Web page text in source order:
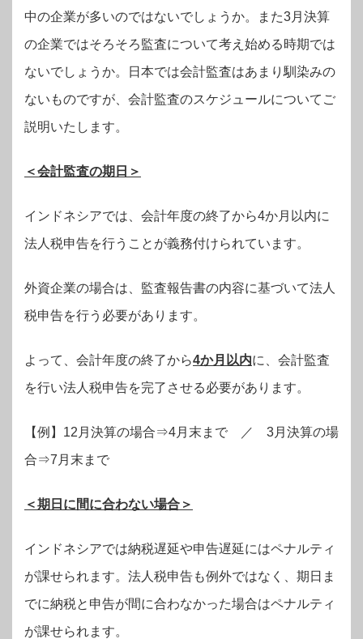
中の企業が多いのではないでしょうか。また3月決算
の企業ではそろそろ監査について考え始める時期では
ないでしょうか。日本では会計監査はあまり馴染みの
ないものですが、会計監査のスケジュールについてご
説明いたします。
＜会計監査の期日＞
インドネシアでは、会計年度の終了から4か月以内に
法人税申告を行うことが義務付けられています。
外資企業の場合は、監査報告書の内容に基づいて法人
税申告を行う必要があります。
よって、会計年度の終了から4か月以内に、会計監査
を行い法人税申告を完了させる必要があります。
【例】12月決算の場合⇒4月末まで ／ 3月決算の場
合⇒7月末まで
＜期日に間に合わない場合＞
インドネシアでは納税遅延や申告遅延にはペナルティ
が課せられます。法人税申告も例外ではなく、期日ま
でに納税と申告が間に合わなかった場合はペナルティ
が課せられます。